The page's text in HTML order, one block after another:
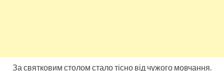
За святковим столом стало тісно від чужого мовчання.